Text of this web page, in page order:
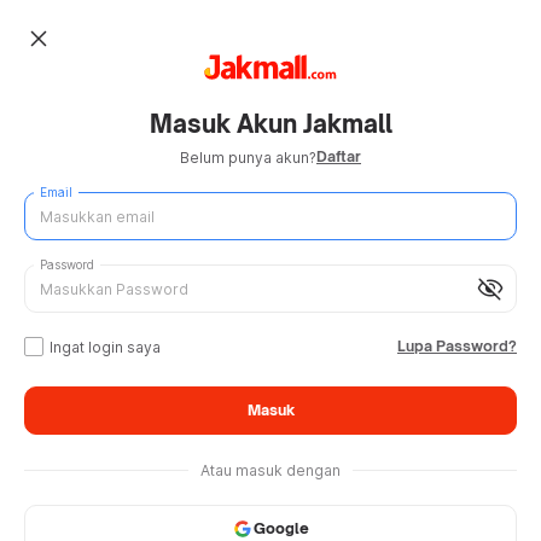
close
Masuk Akun Jakmall
Belum punya akun?Daftar
Email
visibility_off
Password
Ingat login saya Lupa Password?
Masuk
Atau masuk dengan
Google